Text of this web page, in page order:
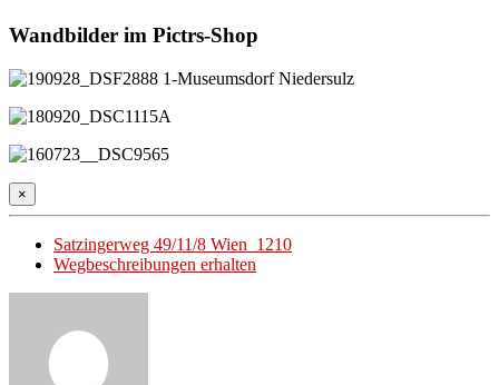
Wandbilder im Pictrs-Shop
×
Satzingerweg 49/11/8 Wien 1210
Wegbeschreibungen erhalten